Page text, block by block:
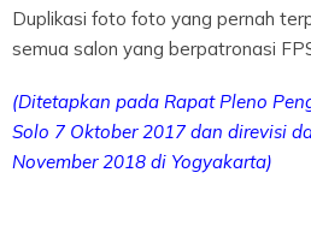
Duplikasi foto foto yang pernah
semua salon yang berpatronasi
(Ditetapkan pada Rapat Pleno
Solo 7 Oktober 2017 dan direvisi
November 2018 di Yogyakarta)